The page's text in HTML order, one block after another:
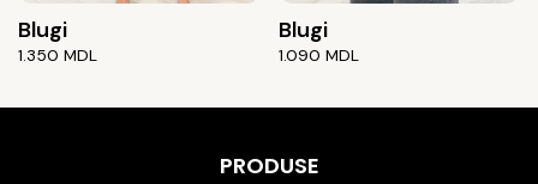
Blugi
1.350 MDL
Blugi
1.090 MDL
PRODUSE